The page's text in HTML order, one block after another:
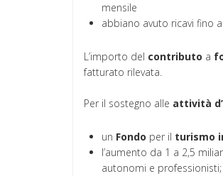
mensile
abbiano avuto ricavi fino
L’importo del contributo a
fatturato rilevata.
Per il sostegno alle attività
un Fondo per il turismo
l’aumento da 1 a 2,5
autonomi e professionisti;